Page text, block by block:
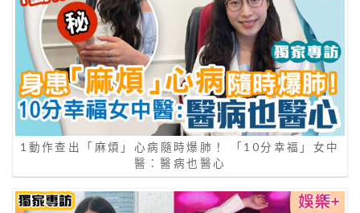
1動作查出「麻煩」心病隨時爆肺！ 「10分幸福」女中
醫：醫病也醫心